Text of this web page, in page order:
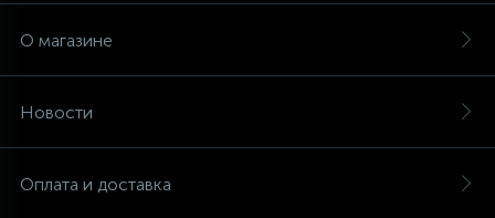
О магазине
Новости
Оплата и доставка